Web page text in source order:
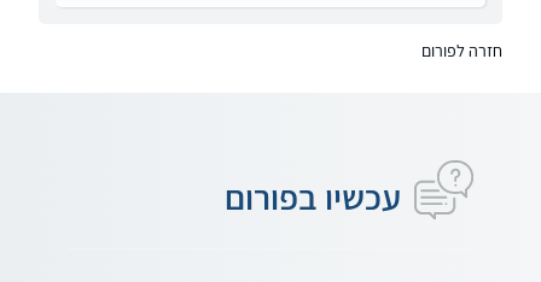
חזרה לפורום
עכשיו בפורום